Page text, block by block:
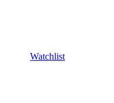
Watchlist